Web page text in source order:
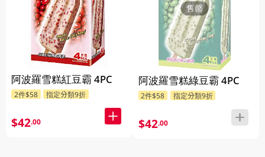
阿波羅雪糕紅豆霸 4PC
2件$58 指定分類9折
$42.00
售罄
阿波羅雪糕綠豆霸 4PC
2件$58 指定分類9折
$42.00